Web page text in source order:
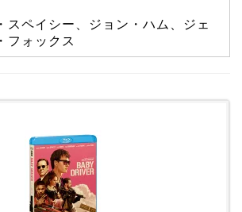
スペイシー、ジョン・ハム、ジェ
フォックス